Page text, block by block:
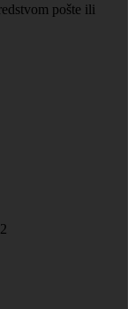
pošte ili